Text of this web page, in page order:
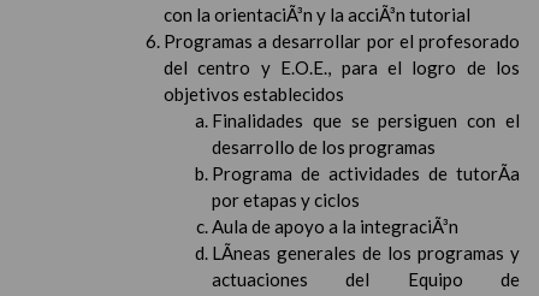
con la orientaciÃ³n y la acciÃ³n tutorial
Programas a desarrollar por el profesorado
del centro y E.O.E., para el logro de los
objetivos establecidos
Finalidades que se persiguen con el
desarrollo de los programas
Programa de actividades de tutorÃ­a
por etapas y ciclos
Aula de apoyo a la integraciÃ³n
LÃ­neas generales de los programas y
actuaciones del Equipo de